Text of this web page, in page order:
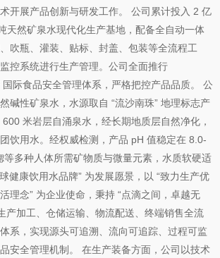
矿化 稀有小分子团，低矿化
水
留椰子原
南美白对虾
开展产品创新与研发工作。 公司累计投入 2 亿
天然矿泉水现代化生产基地，配备全自动一体
吹瓶、灌装、贴标、封盖、包装等全流程工
控系统进行生产管理。公司全面推行
际食品安全管理体系，严格把控产品品质。 公
碱性矿泉水，水源取自 “流沙南珠” 地理标志产
米岩层自涌泉水，经长期地质层自然净化，
饮用水。经权威检测，产品 pH 值稳定在 8.0-
等多种人体所需矿物质与微量元素，水质软硬适
健康饮用水品牌” 为发展愿景，以 “致力生产优
理念” 为企业使命，秉持 “点滴之间，卓越无
产加工、仓储运输、物流配送、终端销售全流
系，实现源头可追溯、流向可追踪、过程可监
安全管理机制。 在生产装备方面，公司以技术